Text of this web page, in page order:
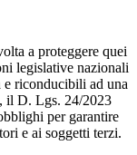
a proteggere quei
legislative nazionali
e riconducibili ad una
il D. Lgs. 24/2023
per garantire
e ai soggetti terzi.